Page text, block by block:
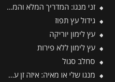
זני מנגו: המדריך המלא והמקיף ביותר לזני מנגו
גידול עץ תפוז
עץ לימון יוריקה
עץ לימון ללא פירות
סחלב סגול
מנגו שלי או מאיה: איזה זן עדיף לגדל ואיזה פחות מומלץ?